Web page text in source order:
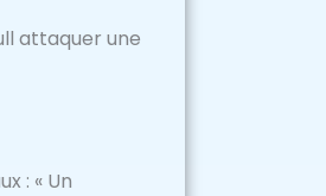
attaquer une
: « Un